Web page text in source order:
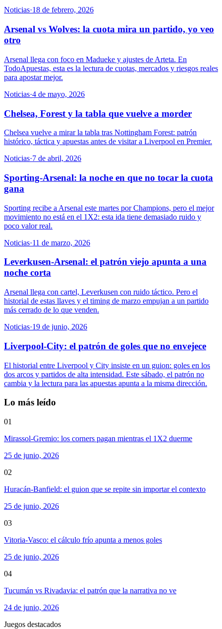
Noticias·18 de febrero, 2026
Arsenal vs Wolves: la cuota mira un partido, yo veo
otro
Arsenal llega con foco en Madueke y ajustes de Arteta. En
TodoApuestas, esta es la lectura de cuotas, mercados y riesgos reales
para apostar mejor.
Noticias·4 de mayo, 2026
Chelsea, Forest y la tabla que vuelve a morder
Chelsea vuelve a mirar la tabla tras Nottingham Forest: patrón
histórico, táctica y apuestas antes de visitar a Liverpool en Premier.
Noticias·7 de abril, 2026
Sporting-Arsenal: la noche en que no tocar la cuota
gana
Sporting recibe a Arsenal este martes por Champions, pero el mejor
movimiento no está en el 1X2: esta ida tiene demasiado ruido y
poco valor real.
Noticias·11 de marzo, 2026
Leverkusen-Arsenal: el patrón viejo apunta a una
noche corta
Arsenal llega con cartel, Leverkusen con ruido táctico. Pero el
historial de estas llaves y el timing de marzo empujan a un partido
más cerrado de lo que venden.
Noticias·19 de junio, 2026
Liverpool-City: el patrón de goles que no envejece
El historial entre Liverpool y City insiste en un guion: goles en los
dos arcos y partidos de alta intensidad. Este sábado, el patrón no
cambia y la lectura para las apuestas apunta a la misma dirección.
Lo más leído
01
Mirassol-Gremio: los corners pagan mientras el 1X2 duerme
25 de junio, 2026
02
Huracán-Banfield: el guion que se repite sin importar el contexto
25 de junio, 2026
03
Vitoria-Vasco: el cálculo frío apunta a menos goles
25 de junio, 2026
04
Tucumán vs Rivadavia: el patrón que la narrativa no ve
24 de junio, 2026
Juegos destacados